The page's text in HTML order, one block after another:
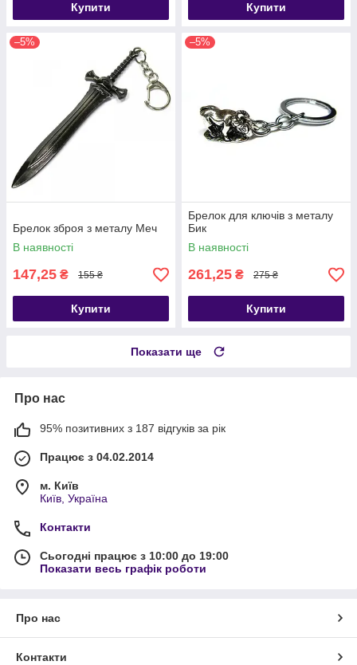
Купити Купити
–5%
Брелок зброя з металу Меч
В наявності
147,25 ₴ 155 ₴
Купити
–5%
Брелок для ключів з металу
Бик
В наявності
261,25 ₴ 275 ₴
Купити
Показати ще
Про нас
95% позитивних з 187 відгуків за рік
Працює з 04.02.2014
м. Київ
Київ, Україна
Контакти
Сьогодні працює з 10:00 до 19:00
Показати весь графік роботи
Про нас
Контакти